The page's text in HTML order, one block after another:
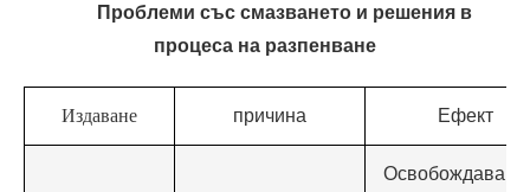
Проблеми със смазването и решения в
процеса на разпенване
Издаване причина Ефект
Освобождаване